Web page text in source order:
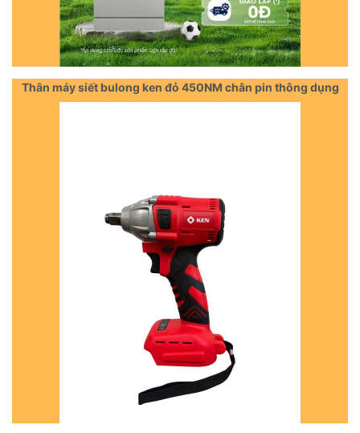
Thân máy siết bulong ken đỏ 450NM chân pin thông dụng